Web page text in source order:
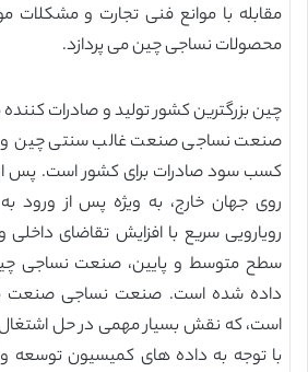
مقابله با موانع فنی تجارت و مشکلات
محصولات نساجی چین می پردازد.
چین بزرگترین کشور تولید و صادرات
صنعت نساجی صنعت غالب سنتی چین و
کسب سود صادرات برای کشور است. پس
روی جهان خارج، به ویژه پس از ورود
رویارویی سریع با افزایش تقاضای
سطح متوسط و پایین، صنعت نساجی
داده شده است. صنعت نساجی صنعت
است، که نقش بسیار مهمی در حل
با توجه به داده های کمیسیون توسعه